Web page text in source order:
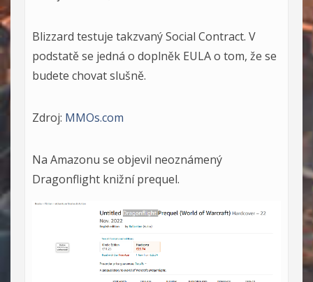
Blizzard testuje takzvaný Social Contract. V
podstatě se jedná o doplněk EULA o tom, že se
budete chovat slušně.
Zdroj: MMOs.com
Na Amazonu se objevil neoznámený
Dragonflight knižní prequel.